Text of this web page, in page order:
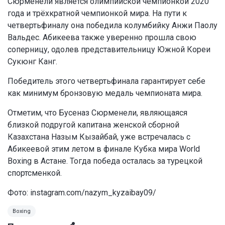
года и трёхкратной чемпионкой мира. На пути к
четвертьфиналу она победила колумбийку Анжи Паолу
Вальдес. Абикеева также уверенно прошла свою
соперницу, одолев представительницу Южной Кореи
Сукюнг Канг.
Победитель этого четвертьфинала гарантирует себе
как минимум бронзовую медаль чемпионата мира.
Отметим, что Бусеназ Сюрменели, являющаяся
близкой подругой капитана женской сборной
Казахстана Назым Кызайбай, уже встречалась с
Абикеевой этим летом в финале Кубка мира World
Boxing в Астане. Тогда победа осталась за турецкой
спортсменкой.
Фото: instagram.com/nazym_kyzaibay09/
Boxing